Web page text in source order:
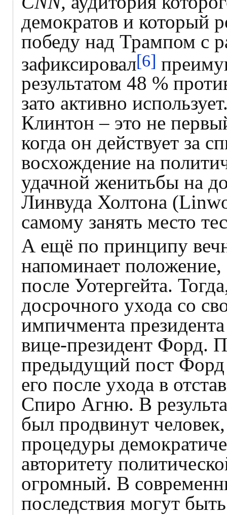
демократов и который
победу над Трампом с
зафиксировал[6]
результатом 48 %
зато активно
Клинтон – это не
когда он действует за
восхождение на
удачной женитьбы на
Линвуда Холтона
самому занять место
А ещё по принципу
напоминает
после Уотергейта.
досрочного ухода со
импичмента
вице-президент Форд.
предыдущий пост Форд
его после ухода в
Спиро Агню. В
был продвинут
процедуры
авторитету
огромный. В
последствия могут